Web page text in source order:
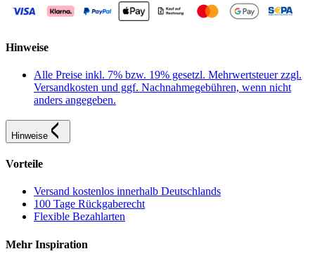
Hinweise
Alle Preise inkl. 7% bzw. 19% gesetzl. Mehrwertsteuer zzgl.
Versandkosten und ggf. Nachnahmegebühren, wenn nicht
anders angegeben.
Hinweise
Vorteile
Versand kostenlos innerhalb Deutschlands
100 Tage Rückgaberecht
Flexible Bezahlarten
Mehr Inspiration